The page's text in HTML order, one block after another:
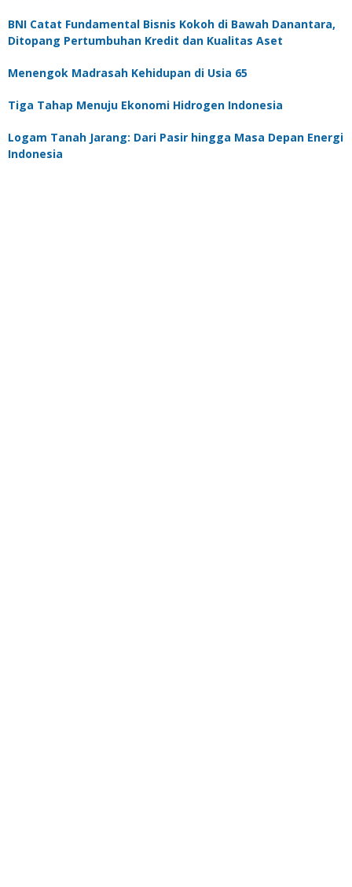
BNI Catat Fundamental Bisnis Kokoh di Bawah Danantara,
Ditopang Pertumbuhan Kredit dan Kualitas Aset
Menengok Madrasah Kehidupan di Usia 65
Tiga Tahap Menuju Ekonomi Hidrogen Indonesia
Logam Tanah Jarang: Dari Pasir hingga Masa Depan Energi
Indonesia